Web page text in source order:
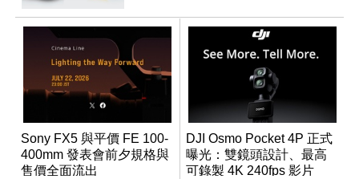
Sony FX5 與平價 FE 100-
400mm 發表會前夕規格與
售價全面流出
DJI Osmo Pocket 4P 正式
曝光：雙鏡頭設計、最高
可錄製 4K 240fps 影片